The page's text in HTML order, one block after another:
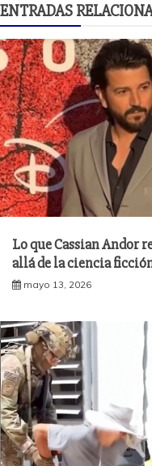
ENTRADAS
Lo que Cassian Andor
allá de la ciencia
mayo 13, 2026